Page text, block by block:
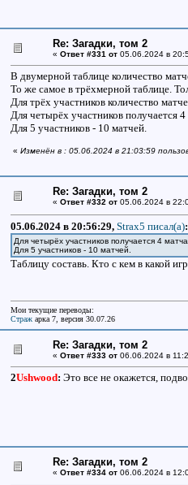
Re: Загадки, том 2
« Ответ #331 от05.06.2024 в
В двумерной таблице количество
То же самое в трёхмерной таблице.
Для трёх участников количество
Для четырёх участников получается 4
Для 5 участников - 10 матчей.
« Изменён в : 05.06.2024 в 21:03:59
Re: Загадки, том 2
« Ответ #332 от05.06.2024 в
05.06.2024 в 20:56:29, Strax5 писал(a):
Для четырёх участников получается 4
Для 5 участников - 10 матчей.
Таблицу составь. Кто с кем в какой
Мои текущие переводы:
Стражарка 7, версия 30.07.26
Re: Загадки, том 2
« Ответ #333 от06.06.2024 в
2Ushwood: Это все не окажется,
Re: Загадки, том 2
« Ответ #334 от06.06.2024 в